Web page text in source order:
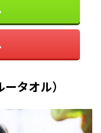
タオル）